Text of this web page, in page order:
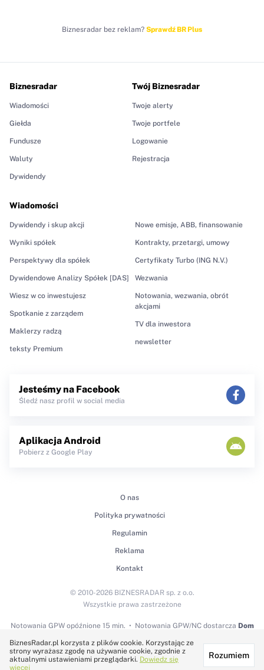
Biznesradar bez reklam? Sprawdź BR Plus
Biznesradar
Wiadomości
Giełda
Fundusze
Waluty
Dywidendy
Wiadomości
Dywidendy i skup akcji
Wyniki spółek
Perspektywy dla spółek
Dywidendowe Analizy Spółek [DAS]
Wiesz w co inwestujesz
Spotkanie z zarządem
Maklerzy radzą
teksty Premium
Nowe emisje, ABB, finansowanie
Kontrakty, przetargi, umowy
Certyfikaty Turbo (ING N.V.)
Wezwania
Notowania, wezwania, obrót
akcjami
TV dla inwestora
newsletter
Twój Biznesradar
Twoje alerty
Twoje portfele
Logowanie
Rejestracja
Jesteśmy na Facebook
Śledź nasz profil w social media
Aplikacja Android
Pobierz z Google Play
O nas
Polityka prywatności
Regulamin
Reklama
Kontakt
Notowania GPWopóźnione 15 min. Notowania GPW/NC dostarcza Dom
© 2010-2026 BIZNESRADAR sp. z o.o.
Wszystkie prawa zastrzeżone
Technologię dostarcza:
BiznesRadar.pl korzysta z plików cookie. Korzystając ze
strony wyrażasz zgodę na używanie cookie, zgodnie z
aktualnymi ustawieniami przeglądarki. Dowiedz się
więcej
Rozumiem